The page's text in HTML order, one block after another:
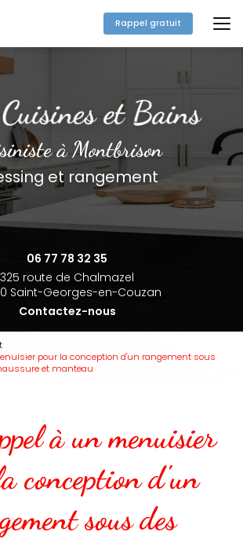
Rappel gratuit
à Montbrison
et rangement
06 77 78 32 35
325 route de Chalmazel
Saint-Georges-en-Couzan
Contactez-nous
pour la conception d'un rangement sous
et manteau
à un menuisier
conception d'un
sous des